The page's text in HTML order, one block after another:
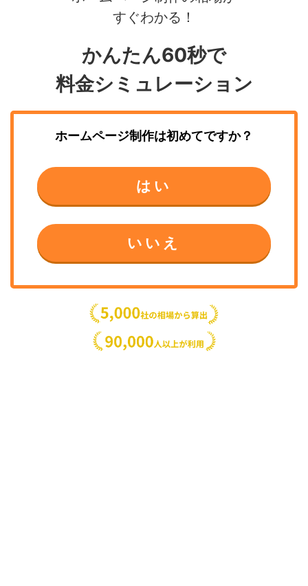
すぐわかる！
かんたん60秒で
料金シミュレーション
ホームページ制作は初めてですか？
はい
いいえ